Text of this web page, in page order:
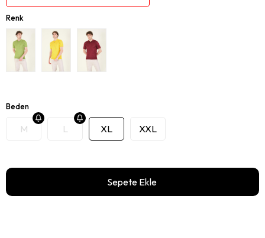
Renk
Beden
M L XL XXL